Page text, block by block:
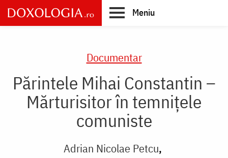
Skip
to
main
Meniu
Documentar
Părintele Mihai Constantin –
Mărturisitor în temnițele
comuniste
Adrian Nicolae Petcu